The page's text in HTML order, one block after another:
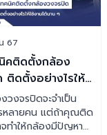
67
คติดตั้งกล้อง
นาน ๆ
วงจรปิดจะจำเป็น
หลายคน แต่ถ้าคุณติด
ทำให้กล้องมีปัญหา